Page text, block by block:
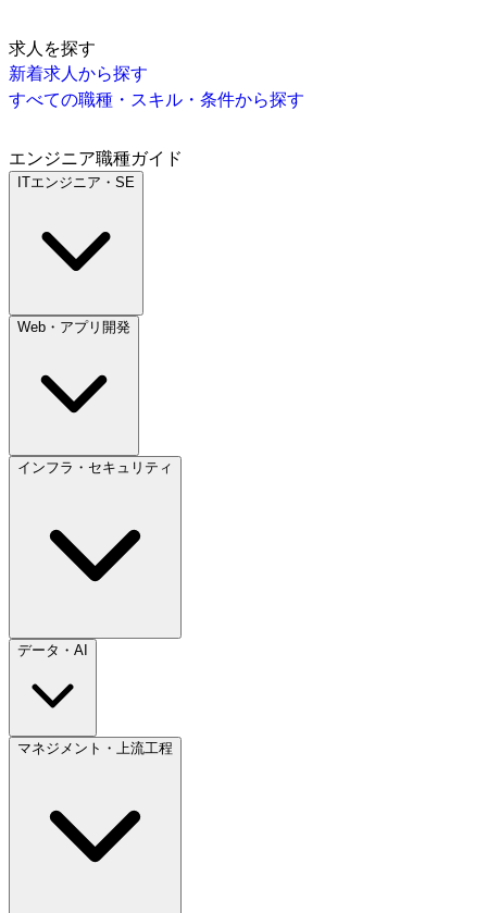
求人を探す
新着求人から探す
すべての職種・スキル・条件から探す
エンジニア職種ガイド
ITエンジニア・SE
Web・アプリ開発
インフラ・セキュリティ
データ・AI
マネジメント・上流工程